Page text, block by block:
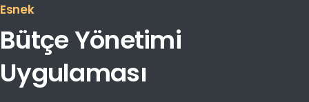
Kullanıcı Dostu
BütçeYönetimi
Uygulaması